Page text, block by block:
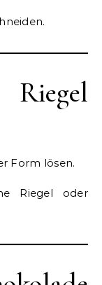
Form lösen.
Riegel oder